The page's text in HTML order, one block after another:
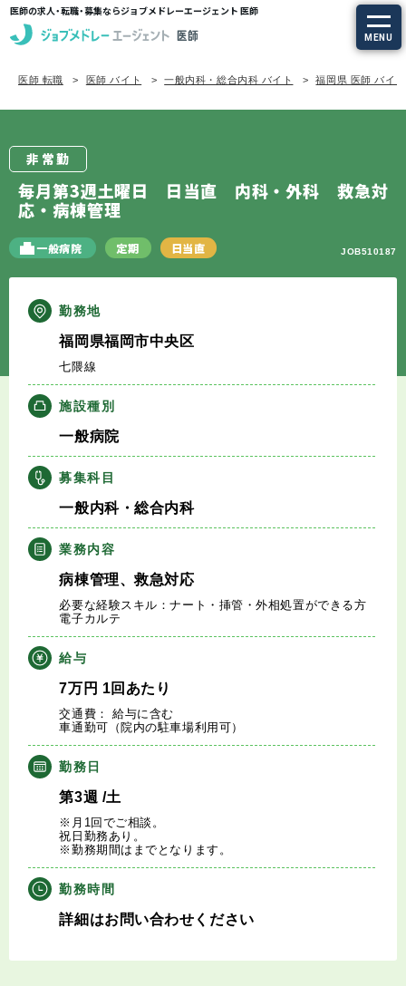
医師の求人・転職・募集ならジョブメドレーエージェント 医師
MENU
求人を探す
定期非常勤の求人
エージェントサービスTOP
サービスの流れ
キャリアアドバイザー紹介
医師の求人・転職Q&A
知りたい・聞きたい
転職成功事例
医師の転職マニュアル
データで見る医師の平均年収
医師に役立つ取材記事
大学医局紹介
医師 転職 医師 バイト 一般内科・総合内科 バイト 福岡県 医師 バイト
非常勤
毎月第3週土曜日 日当直 内科・外科 救急対
応・病棟管理
一般病院 定期 日当直 JOB510187
勤務地
福岡県福岡市中央区
七隈線
施設種別
一般病院
募集科目
一般内科・総合内科
業務内容
病棟管理、救急対応
必要な経験スキル：ナート・挿管・外相処置ができる方
電子カルテ
給与
7万円 1回あたり
交通費： 給与に含む
車通勤可（院内の駐車場利用可）
勤務日
第3週 /土
※月1回でご相談。
祝日勤務あり。
※勤務期間はまでとなります。
勤務時間
詳細はお問い合わせください